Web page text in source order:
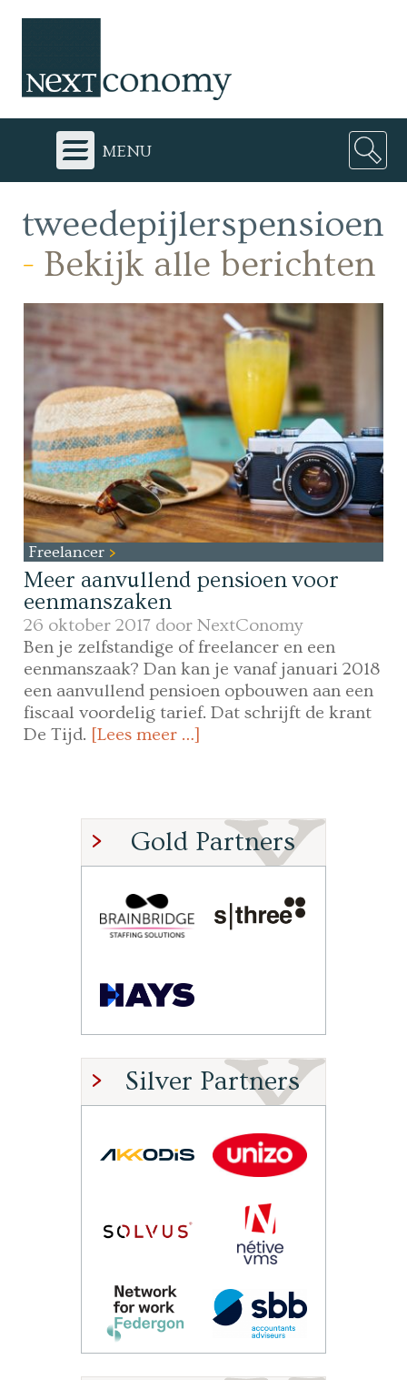
menu
tweedepijlerspensioen
- Bekijk alle berichten
Freelancer
Meer aanvullend pensioen voor
eenmanszaken
26 oktober 2017 doorNextConomy
Ben je zelfstandige of freelancer en een
eenmanszaak? Dan kan je vanaf januari 2018
een aanvullend pensioen opbouwen aan een
fiscaal voordelig tarief. Dat schrijft de krant
De Tijd. [Lees meer …]
Gold Partners
Silver Partners